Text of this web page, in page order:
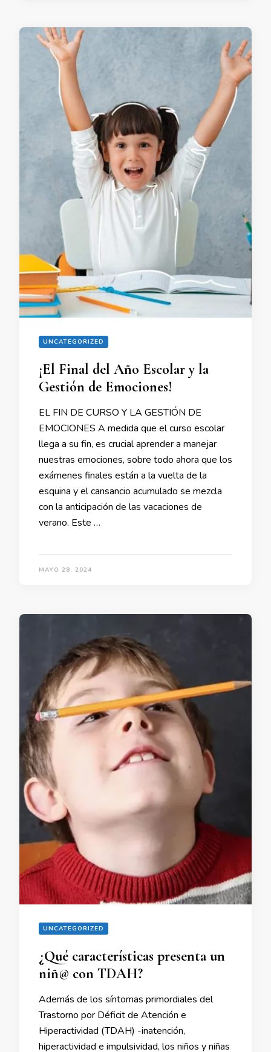
UNCATEGORIZED
¡El Final del Año Escolar y la
Gestión de Emociones!
EL FIN DE CURSO Y LA GESTIÓN DE
EMOCIONES A medida que el curso escolar
llega a su fin, es crucial aprender a manejar
nuestras emociones, sobre todo ahora que los
exámenes finales están a la vuelta de la
esquina y el cansancio acumulado se mezcla
con la anticipación de las vacaciones de
verano. Este …
MAYO 28, 2024
UNCATEGORIZED
¿Qué características presenta un
niñ@ con TDAH?
Además de los síntomas primordiales del
Trastorno por Déficit de Atención e
Hiperactividad (TDAH) -inatención,
hiperactividad e impulsividad, los niños y niñas